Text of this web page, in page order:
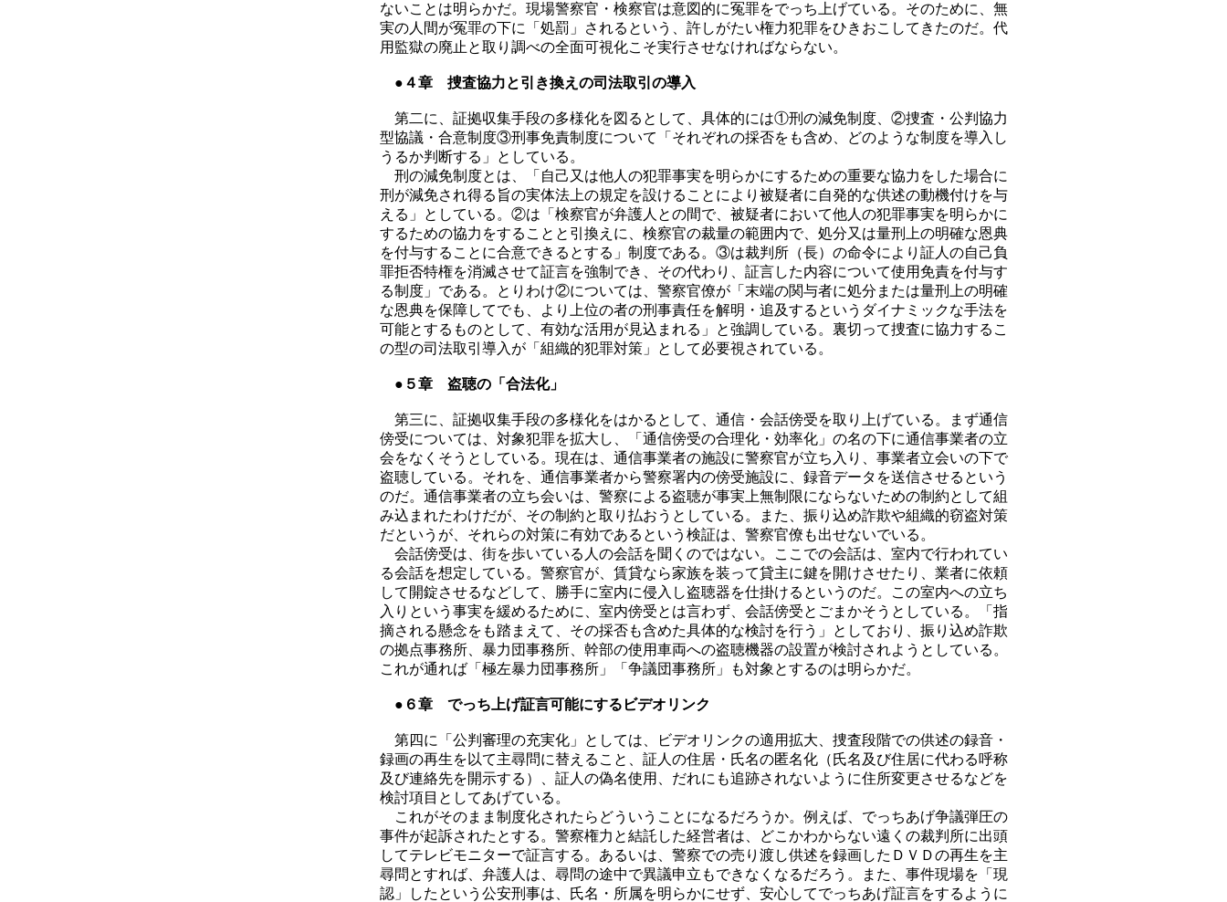
ないことは明らかだ。現場警察官・検察官は意図的に冤罪をでっち上げている。そのために、無
実の人間が冤罪の下に「処罰」されるという、許しがたい権力犯罪をひきおこしてきたのだ。代
用監獄の廃止と取り調べの全面可視化こそ実行させなければならない。
●４章 捜査協力と引き換えの司法取引の導入
第二に、証拠収集手段の多様化を図るとして、具体的には①刑の減免制度、②捜査・公判協力
型協議・合意制度③刑事免責制度について「それぞれの採否をも含め、どのような制度を導入し
うるか判断する」としている。
刑の減免制度とは、「自己又は他人の犯罪事実を明らかにするための重要な協力をした場合に
刑が減免され得る旨の実体法上の規定を設けることにより被疑者に自発的な供述の動機付けを与
える」としている。②は「検察官が弁護人との間で、被疑者において他人の犯罪事実を明らかに
するための協力をすることと引換えに、検察官の裁量の範囲内で、処分又は量刑上の明確な恩典
を付与することに合意できるとする」制度である。③は裁判所（長）の命令により証人の自己負
罪拒否特権を消滅させて証言を強制でき、その代わり、証言した内容について使用免責を付与す
る制度」である。とりわけ②については、警察官僚が「末端の関与者に処分または量刑上の明確
な恩典を保障してでも、より上位の者の刑事責任を解明・追及するというダイナミックな手法を
可能とするものとして、有効な活用が見込まれる」と強調している。裏切って捜査に協力するこ
の型の司法取引導入が「組織的犯罪対策」として必要視されている。
●５章 盗聴の「合法化」
第三に、証拠収集手段の多様化をはかるとして、通信・会話傍受を取り上げている。まず通信
傍受については、対象犯罪を拡大し、「通信傍受の合理化・効率化」の名の下に通信事業者の立
会をなくそうとしている。現在は、通信事業者の施設に警察官が立ち入り、事業者立会いの下で
盗聴している。それを、通信事業者から警察署内の傍受施設に、録音データを送信させるという
のだ。通信事業者の立ち会いは、警察による盗聴が事実上無制限にならないための制約として組
み込まれたわけだが、その制約と取り払おうとしている。また、振り込め詐欺や組織的窃盗対策
だというが、それらの対策に有効であるという検証は、警察官僚も出せないでいる。
会話傍受は、街を歩いている人の会話を聞くのではない。ここでの会話は、室内で行われてい
る会話を想定している。警察官が、賃貸なら家族を装って貸主に鍵を開けさせたり、業者に依頼
して開錠させるなどして、勝手に室内に侵入し盗聴器を仕掛けるというのだ。この室内への立ち
入りという事実を緩めるために、室内傍受とは言わず、会話傍受とごまかそうとしている。「指
摘される懸念をも踏まえて、その採否も含めた具体的な検討を行う」としており、振り込め詐欺
の拠点事務所、暴力団事務所、幹部の使用車両への盗聴機器の設置が検討されようとしている。
これが通れば「極左暴力団事務所」「争議団事務所」も対象とするのは明らかだ。
●６章 でっち上げ証言可能にするビデオリンク
第四に「公判審理の充実化」としては、ビデオリンクの適用拡大、捜査段階での供述の録音・
録画の再生を以て主尋問に替えること、証人の住居・氏名の匿名化（氏名及び住居に代わる呼称
及び連絡先を開示する）、証人の偽名使用、だれにも追跡されないように住所変更させるなどを
検討項目としてあげている。
これがそのまま制度化されたらどういうことになるだろうか。例えば、でっちあげ争議弾圧の
事件が起訴されたとする。警察権力と結託した経営者は、どこかわからない遠くの裁判所に出頭
してテレビモニターで証言する。あるいは、警察での売り渡し供述を録画したＤＶＤの再生を主
尋問とすれば、弁護人は、尋問の途中で異議申立もできなくなるだろう。また、事件現場を「現
認」したという公安刑事は、氏名・所属を明らかにせず、安心してでっちあげ証言をするように